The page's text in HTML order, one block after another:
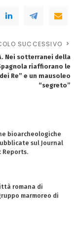
SUCCESSIVO
Nei sotterranei della
riaffiorano le
Re” e un mausoleo
“segreto”
bioarcheologiche
sul Journal
Reports.
romana di
marmoreo di